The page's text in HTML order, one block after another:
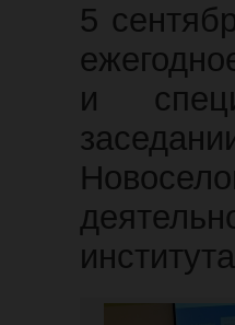
5
и